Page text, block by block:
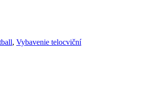
, Vybavenie telocviční